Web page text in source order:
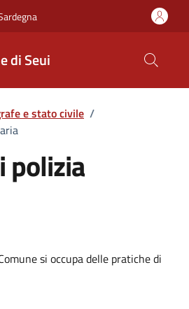
di Seui
e stato civile /
polizia
si occupa delle pratiche di